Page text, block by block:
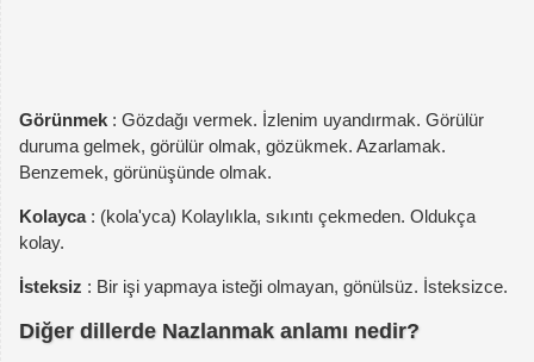
Görünmek : Gözdağı vermek. İzlenim uyandırmak. Görülür
duruma gelmek, görülür olmak, gözükmek. Azarlamak.
Benzemek, görünüşünde olmak.
Kolayca: (kola'yca) Kolaylıkla, sıkıntı çekmeden. Oldukça
kolay.
İsteksiz : Bir işi yapmaya isteği olmayan, gönülsüz. İsteksizce.
Diğer dillerde Nazlanmak anlamı nedir?